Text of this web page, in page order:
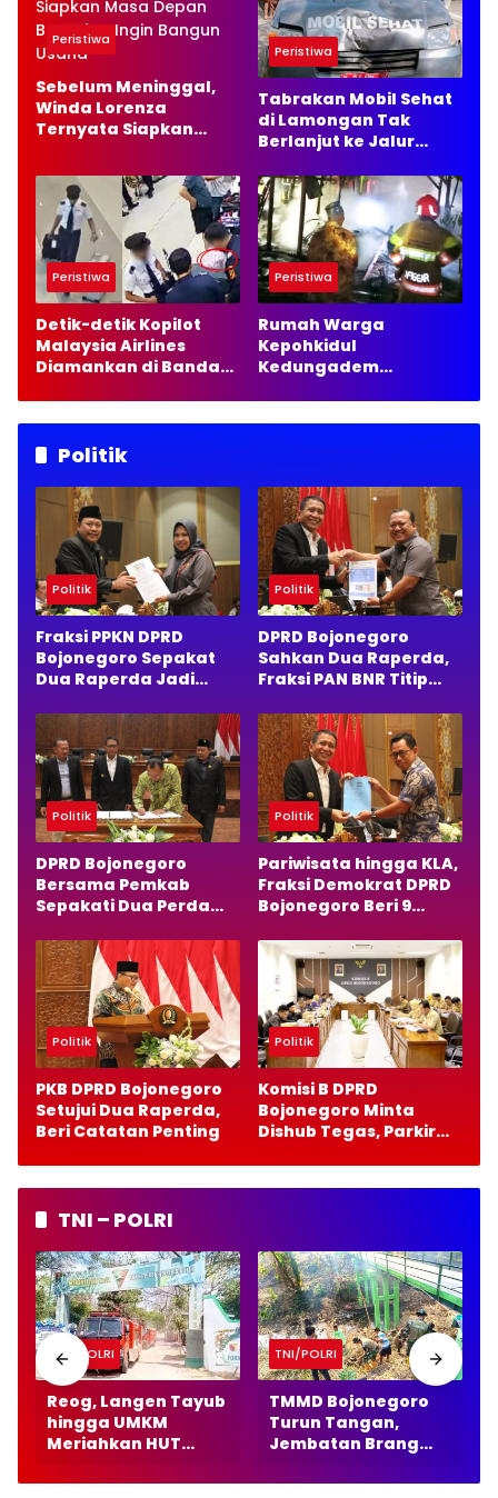
Peristiwa
Sebelum Meninggal,
Winda Lorenza
Ternyata Siapkan
Ingin Bangun Usaha
Peristiwa
Tabrakan Mobil Sehat
di Lamongan Tak
Berlanjut ke Jalur
Peristiwa
Detik-detik Kopilot
Malaysia Airlines
Diamankan di Bandara
Peristiwa
Rumah Warga
Kepohkidul
Kedungadem
Tak Ada Korban Jiwa
Politik
Politik
Fraksi PPKN DPRD
Bojonegoro Sepakat
Dua Raperda Jadi
Politik
DPRD Bojonegoro
Sahkan Dua Raperda,
Fraksi PAN BNR Titip
Politik
DPRD Bojonegoro
Bersama Pemkab
Sepakati Dua Perda
Pariwisata
Politik
Pariwisata hingga KLA,
Fraksi Demokrat DPRD
Bojonegoro Beri 9
Politik
PKB DPRD Bojonegoro
Setujui Dua Raperda,
Beri Catatan Penting
Politik
Komisi B DPRD
Bojonegoro Minta
Dishub Tegas, Parkir
TNI – POLRI
TNI/POLRI
Reog, Langen Tayub
hingga UMKM
Meriahkan HUT
Dander Bojonegoro
TNI/POLRI
TMMD Bojonegoro
Turun Tangan,
Jembatan Brang